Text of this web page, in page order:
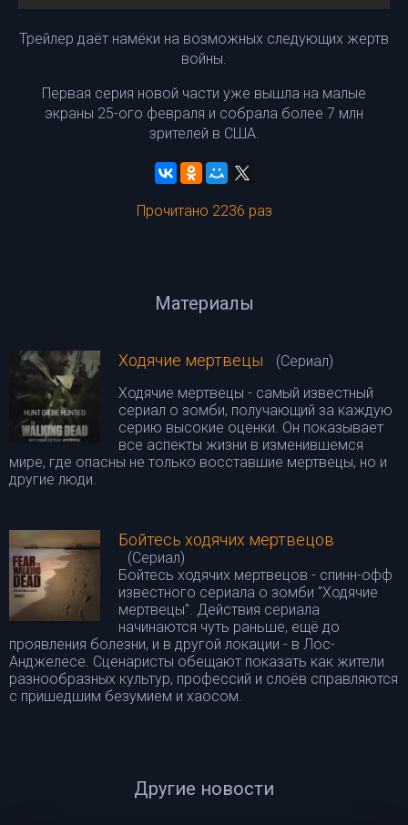
Трейлер даёт намёки на возможных следующих жертв
войны.
Первая серия новой части уже вышла на малые
экраны 25-ого февраля и собрала более 7 млн
зрителей в США.
Прочитано 2236 раз
Материалы
Ходячие мертвецы
(Сериал)
Ходячие мертвецы - самый известный
сериал о зомби, получающий за каждую
серию высокие оценки. Он показывает
все аспекты жизни в изменившемся
мире, где опасны не только восставшие мертвецы, но и
другие люди.
Бойтесь ходячих мертвецов
(Сериал)
Бойтесь ходячих мертвецов - спинн-офф
известного сериала о зомби "Ходячие
мертвецы". Действия сериала
начинаются чуть раньше, ещё до
проявления болезни, и в другой локации - в Лос-
Анджелесе. Сценаристы обещают показать как жители
разнообразных культур, профессий и слоёв справляются
с пришедшим безумием и хаосом.
Другие новости